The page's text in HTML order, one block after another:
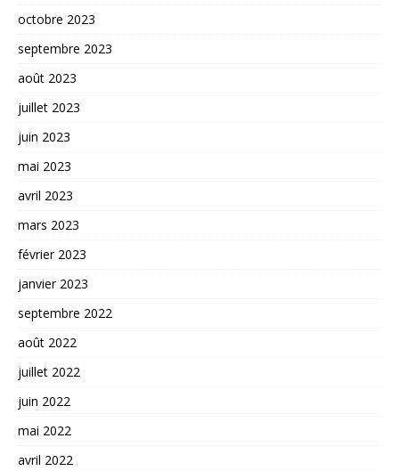
octobre 2023
septembre 2023
août 2023
juillet 2023
juin 2023
mai 2023
avril 2023
mars 2023
février 2023
janvier 2023
septembre 2022
août 2022
juillet 2022
juin 2022
mai 2022
avril 2022